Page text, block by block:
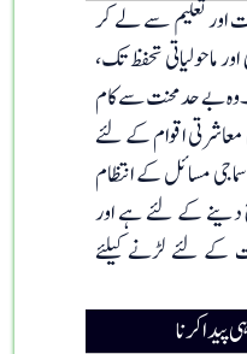
اور تعلیم سے لے کر
ماحولیاتی تحفظ تک،
بے حد محنت سے کام
اقوام کے لئے
مسائل کے انتظام
دینے کے لئے ہے اور
لئے لڑنے کیلئے
پیدا کرنا